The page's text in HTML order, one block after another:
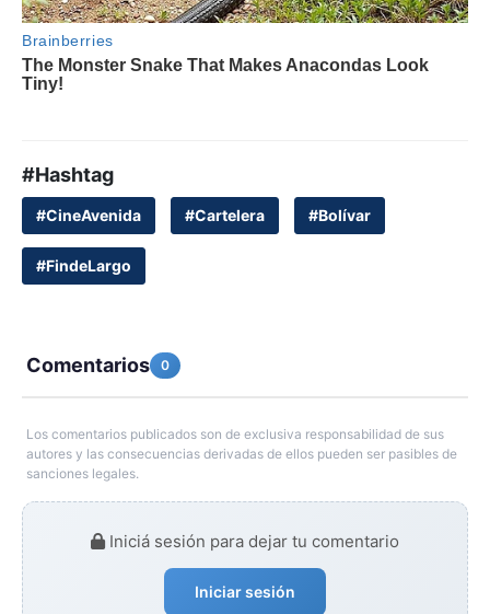
#Hashtag
#CineAvenida #Cartelera #Bolívar
#FindeLargo
Comentarios 0
Los comentarios publicados son de exclusiva responsabilidad de sus
autores y las consecuencias derivadas de ellos pueden ser pasibles de
sanciones legales.
Iniciá sesión para dejar tu comentario
Iniciar sesión